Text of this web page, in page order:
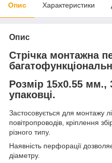
Опис Характеристики
Опис
Стрічка монтажна
Розмір 15х0.55 мм.,
упаковці.
Застосовується для монтажу
повітропроводів, кріплення
різного типу.
Наявність перфорації
діаметру.